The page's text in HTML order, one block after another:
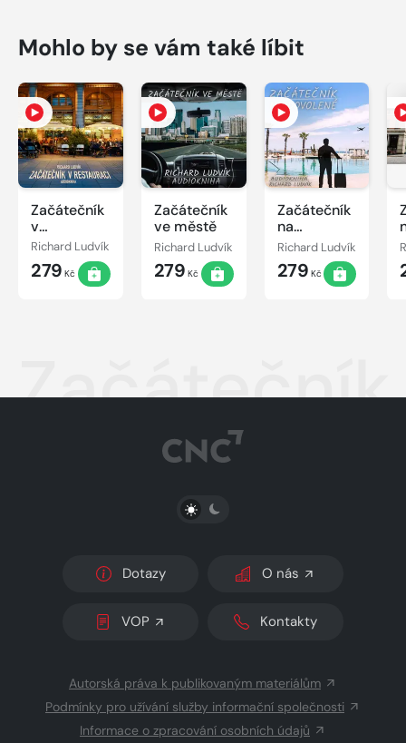
Mohlo by se vám také líbit
Začátečník
v
restauraci
Richard Ludvík
279 Kč
Začátečník
ve městě
Richard Ludvík
279 Kč
Začátečník
na
dovolené
Richard Ludvík
279 Kč
PŘEPNOUT SVĚTLÝ/TMAVÝ REŽIM
Dotazy O nás
VOP Kontakty
Autorská práva k publikovaným materiálům
Podmínky pro užívání služby informační společnosti
Informace o zpracování osobních údajů